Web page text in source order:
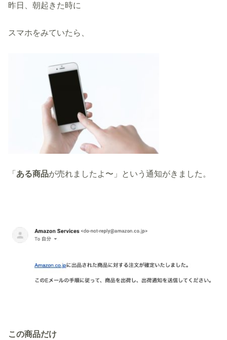
昨日、朝起きた時に
スマホをみていたら、
「ある商品が売れましたよ〜」という通知がきました。
この商品だけ